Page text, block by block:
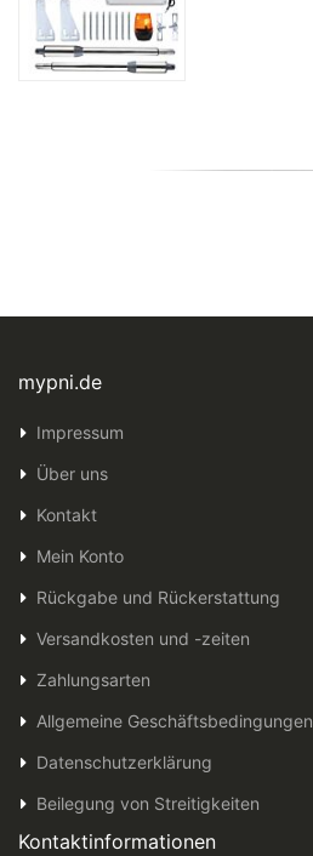
mypni.de
Impressum
Über uns
Kontakt
Mein Konto
Rückgabe und Rückerstattung
Versandkosten und -zeiten
Zahlungsarten
Allgemeine Geschäftsbedingungen
Datenschutzerklärung
Beilegung von Streitigkeiten
Kontaktinformationen